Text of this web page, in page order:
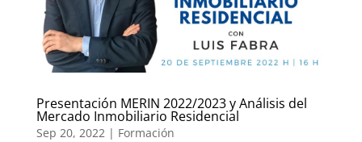
Presentación MERIN 2022/2023 y Análisis del
Mercado Inmobiliario Residencial
Sep 20, 2022| Formación